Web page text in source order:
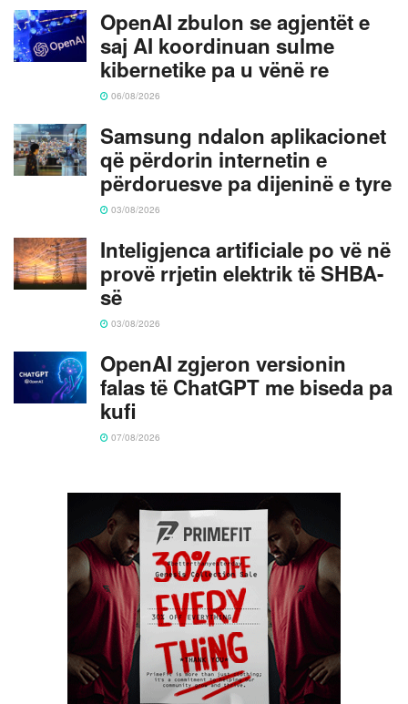
OpenAI zbulon se agjentët e
saj AI koordinuan sulme
kibernetike pa u vënë re
06/08/2026
Samsung ndalon aplikacionet
që përdorin internetin e
përdoruesve pa dijeninë e tyre
03/08/2026
Inteligjenca artificiale po vë në
provë rrjetin elektrik të SHBA-
së
03/08/2026
OpenAI zgjeron versionin
falas të ChatGPT me biseda pa
kufi
07/08/2026